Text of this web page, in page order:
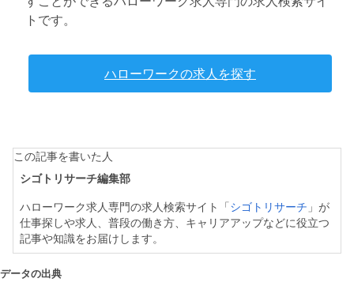
トです。
ハローワークの求人を探す
この記事を書いた人
シゴトリサーチ編集部
ハローワーク求人専門の求人検索サイト「 シゴトリサーチ 」が
仕事探しや求人、普段の働き方、キャリアアップなどに役立つ
記事や知識をお届けします。
データの出典